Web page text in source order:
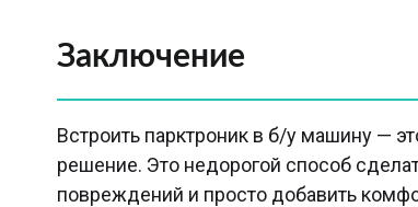
Заключение
Встроить парктроник в б/у машину —
решение. Это недорогой способ
повреждений и просто добавить